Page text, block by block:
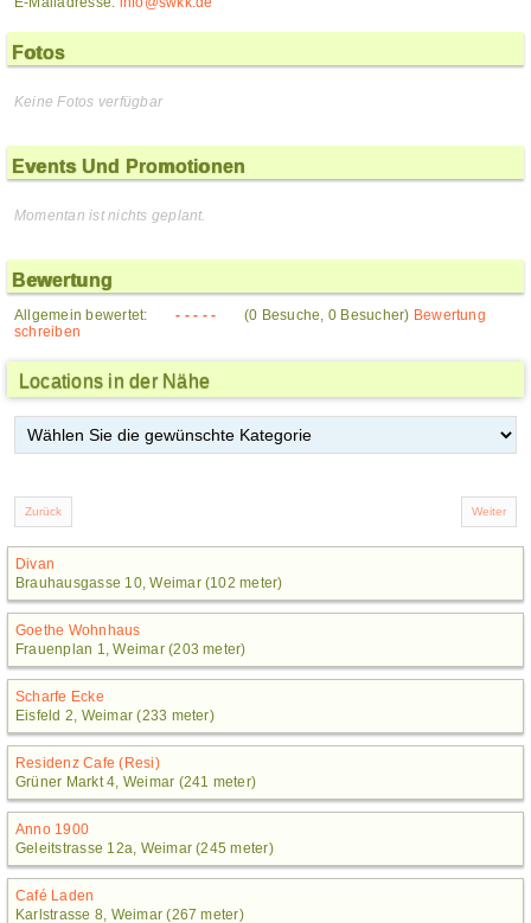
Fotos
Keine Fotos verfügbar
Events Und Promotionen
Momentan ist nichts geplant.
Bewertung
Allgemein bewertet: - - - - - (0 Besuche, 0 Besucher) Bewertung
schreiben
Locations in der Nähe
Divan
Brauhausgasse 10, Weimar (102 meter)
Goethe Wohnhaus
Frauenplan 1, Weimar (203 meter)
Scharfe Ecke
Eisfeld 2, Weimar (233 meter)
Residenz Cafe (Resi)
Grüner Markt 4, Weimar (241 meter)
Anno 1900
Geleitstrasse 12a, Weimar (245 meter)
Café Laden
Karlstrasse 8, Weimar (267 meter)